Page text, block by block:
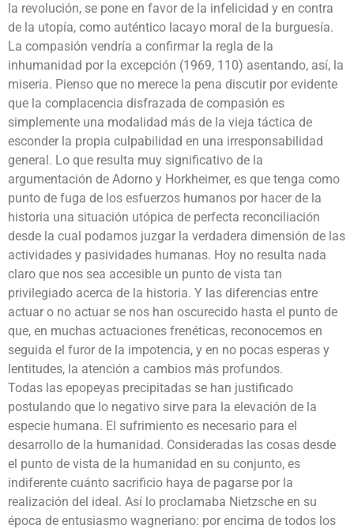
la revolución, se pone en favor de la infelicidad y en contra
de la utopía, como auténtico lacayo moral de la burguesía.
La compasión vendría a confirmar la regla de la
inhumanidad por la excepción (1969, 110) asentando, así, la
miseria. Pienso que no merece la pena discutir por evidente
que la complacencia disfrazada de compasión es
simplemente una modalidad más de la vieja táctica de
esconder la propia culpabilidad en una irresponsabilidad
general. Lo que resulta muy significativo de la
argumentación de Adorno y Horkheimer, es que tenga como
punto de fuga de los esfuerzos humanos por hacer de la
historia una situación utópica de perfecta reconciliación
desde la cual podamos juzgar la verdadera dimensión de las
actividades y pasividades humanas. Hoy no resulta nada
claro que nos sea accesible un punto de vista tan
privilegiado acerca de la historia. Y las diferencias entre
actuar o no actuar se nos han oscurecido hasta el punto de
que, en muchas actuaciones frenéticas, reconocemos en
seguida el furor de la impotencia, y en no pocas esperas y
lentitudes, la atención a cambios más profundos.
Todas las epopeyas precipitadas se han justificado
postulando que lo negativo sirve para la elevación de la
especie humana. El sufrimiento es necesario para el
desarrollo de la humanidad. Consideradas las cosas desde
el punto de vista de la humanidad en su conjunto, es
indiferente cuánto sacrificio haya de pagarse por la
realización del ideal. Así lo proclamaba Nietzsche en su
época de entusiasmo wagneriano: por encima de todos los